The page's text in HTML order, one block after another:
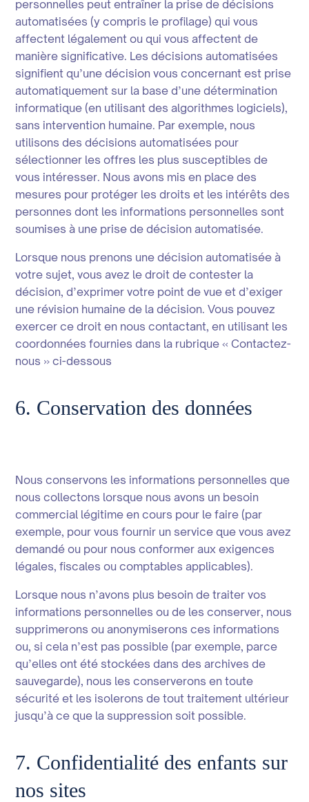
personnelles peut entraîner la prise de décisions
automatisées (y compris le profilage) qui vous
affectent légalement ou qui vous affectent de
manière significative. Les décisions automatisées
signifient qu’une décision vous concernant est prise
automatiquement sur la base d’une détermination
informatique (en utilisant des algorithmes logiciels),
sans intervention humaine. Par exemple, nous
utilisons des décisions automatisées pour
sélectionner les offres les plus susceptibles de
vous intéresser. Nous avons mis en place des
mesures pour protéger les droits et les intérêts des
personnes dont les informations personnelles sont
soumises à une prise de décision automatisée.
Lorsque nous prenons une décision automatisée à
votre sujet, vous avez le droit de contester la
décision, d’exprimer votre point de vue et d’exiger
une révision humaine de la décision. Vous pouvez
exercer ce droit en nous contactant, en utilisant les
coordonnées fournies dans la rubrique « Contactez-
nous » ci-dessous
6. Conservation des données
Nous conservons les informations personnelles que
nous collectons lorsque nous avons un besoin
commercial légitime en cours pour le faire (par
exemple, pour vous fournir un service que vous avez
demandé ou pour nous conformer aux exigences
légales, fiscales ou comptables applicables).
Lorsque nous n’avons plus besoin de traiter vos
informations personnelles ou de les conserver, nous
supprimerons ou anonymiserons ces informations
ou, si cela n’est pas possible (par exemple, parce
qu’elles ont été stockées dans des archives de
sauvegarde), nous les conserverons en toute
sécurité et les isolerons de tout traitement ultérieur
jusqu’à ce que la suppression soit possible.
7. Confidentialité des enfants sur
nos sites